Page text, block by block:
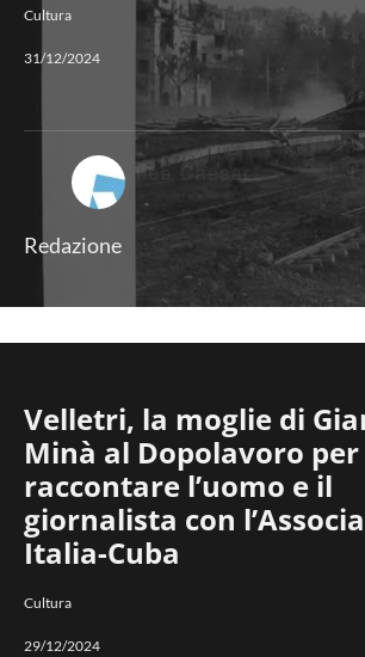
Cultura
31/12/2024
Redazione
Velletri, la moglie di
Minà al Dopolavoro per
raccontare l’uomo e il
giornalista con
Italia-Cuba
Cultura
29/12/2024